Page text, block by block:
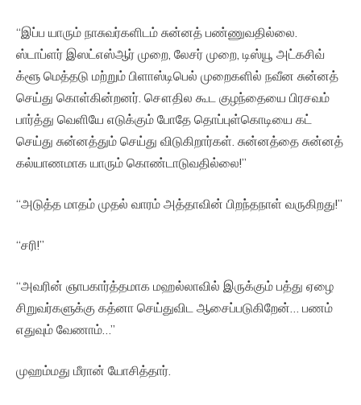
“இப்ப யாரும் நாசுவர்களிடம் சுன்னத் பண்ணுவதில்லை.
ஸ்டாப்ளர் இஸட்எஸ்ஆர் முறை, லேசர் முறை, டிஸ்யூ அட்கசிவ்
க்ளூ மெத்தடு மற்றும் பிளாஸ்டிபெல் முறைகளில் நவீன சுன்னத்
செய்து கொள்கின்றனர். சௌதில கூட குழந்தையை பிரசவம்
பார்த்து வெளியே எடுக்கும் போதே தொப்புள்கொடியை கட்
செய்து சுன்னத்தும் செய்து விடுகிறார்கள். சுன்னத்தை சுன்னத்
கல்யாணமாக யாரும் கொண்டாடுவதில்லை!”
“அடுத்த மாதம் முதல் வாரம் அத்தாவின் பிறந்தநாள் வருகிறது!”
“சரி!”
“அவரின் ஞாபகார்த்தமாக மஹல்லாவில் இருக்கும் பத்து ஏழை
சிறுவர்களுக்கு கத்னா செய்துவிட ஆசைப்படுகிறேன்… பணம்
எதுவும் வேணாம்…”
முஹம்மது மீரான் யோசித்தார்.